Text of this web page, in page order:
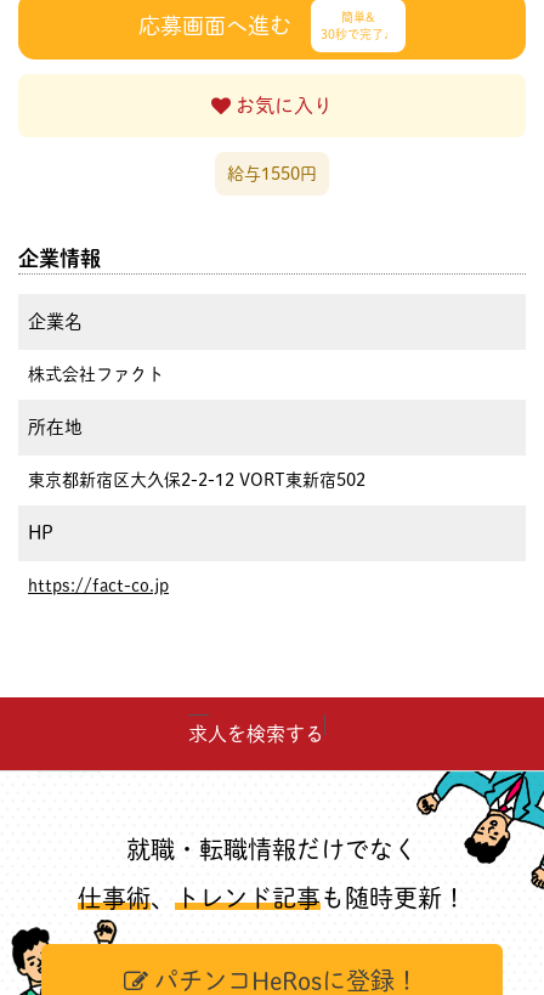
応募画面へ進む
簡単&
30秒で完了♩
お気に入り
給与1550円
企業情報
企業名
株式会社ファクト
所在地
東京都新宿区大久保2-2-12 VORT東新宿502
HP
https://fact-co.jp
求人を検索する
就職・転職情報だけでなく
仕事術、 トレンド記事も随時更新！
パチンコHeRosに登録！